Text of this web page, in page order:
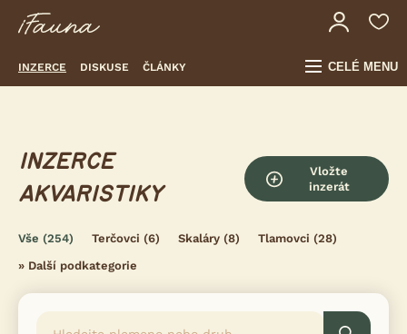
INZERCE DISKUSE ČLÁNKY CELÉ MENU
INZERCE
AKVARISTIKY
Vložte
inzerát
Vše (254) Terčovci (6) Skaláry (8) Tlamovci (28)
» Další podkategorie